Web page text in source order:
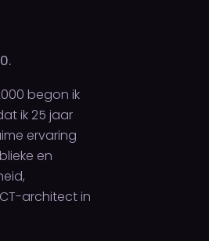
begon ik
ik 25 jaar
ervaring
en
architect in